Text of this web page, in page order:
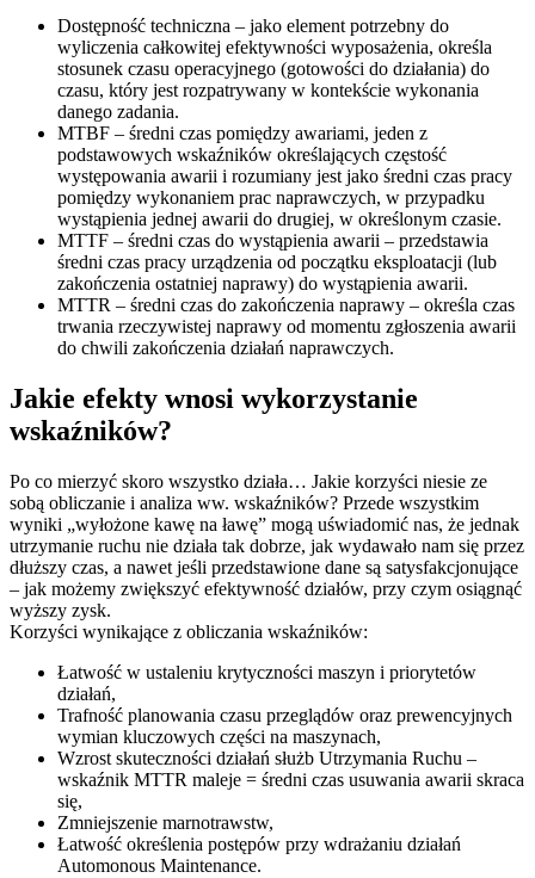
Dostępność techniczna – jako element potrzebny do
wyliczenia całkowitej efektywności wyposażenia, określa
stosunek czasu operacyjnego (gotowości do działania) do
czasu, który jest rozpatrywany w kontekście wykonania
danego zadania.
MTBF – średni czas pomiędzy awariami, jeden z
podstawowych wskaźników określających częstość
występowania awarii i rozumiany jest jako średni czas pracy
pomiędzy wykonaniem prac naprawczych, w przypadku
wystąpienia jednej awarii do drugiej, w określonym czasie.
MTTF – średni czas do wystąpienia awarii – przedstawia
średni czas pracy urządzenia od początku eksploatacji (lub
zakończenia ostatniej naprawy) do wystąpienia awarii.
MTTR – średni czas do zakończenia naprawy – określa czas
trwania rzeczywistej naprawy od momentu zgłoszenia awarii
do chwili zakończenia działań naprawczych.
Jakie efekty wnosi wykorzystanie
wskaźników?
Po co mierzyć skoro wszystko działa… Jakie korzyści niesie ze
sobą obliczanie i analiza ww. wskaźników? Przede wszystkim
wyniki „wyłożone kawę na ławę” mogą uświadomić nas, że jednak
utrzymanie ruchu nie działa tak dobrze, jak wydawało nam się przez
dłuższy czas, a nawet jeśli przedstawione dane są satysfakcjonujące
– jak możemy zwiększyć efektywność działów, przy czym osiągnąć
wyższy zysk.
Korzyści wynikające z obliczania wskaźników:
Łatwość w ustaleniu krytyczności maszyn i priorytetów
działań,
Trafność planowania czasu przeglądów oraz prewencyjnych
wymian kluczowych części na maszynach,
Wzrost skuteczności działań służb Utrzymania Ruchu –
wskaźnik MTTR maleje = średni czas usuwania awarii skraca
się,
Zmniejszenie marnotrawstw,
Łatwość określenia postępów przy wdrażaniu działań
Automonous Maintenance.